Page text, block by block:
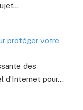
protéger votre
des
d’Internet pour…